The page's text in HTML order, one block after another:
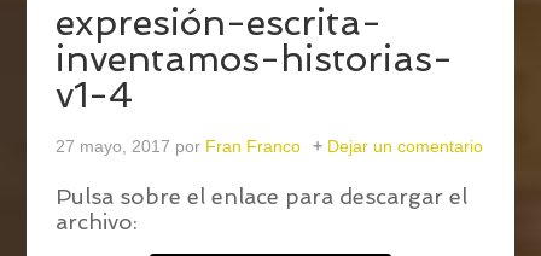
expresión-escrita-
inventamos-historias-
v1-4
27 mayo, 2017 por Fran Franco Dejar un comentario
Pulsa sobre el enlace para descargar el
archivo: